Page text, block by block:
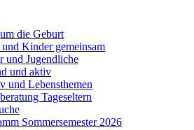
die Geburt
Kinder gemeinsam
und Jugendliche
und aktiv
und Lebensthemen
Tageseltern
Sommersemester 2026